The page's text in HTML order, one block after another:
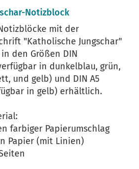
Notizblock
mit der
"Katholische Jungschar"
den Größen DIN
in dunkelblau, grün,
und gelb) und DIN A5
in gelb) erhältlich.
farbiger Papierumschlag
Papier (mit Linien)